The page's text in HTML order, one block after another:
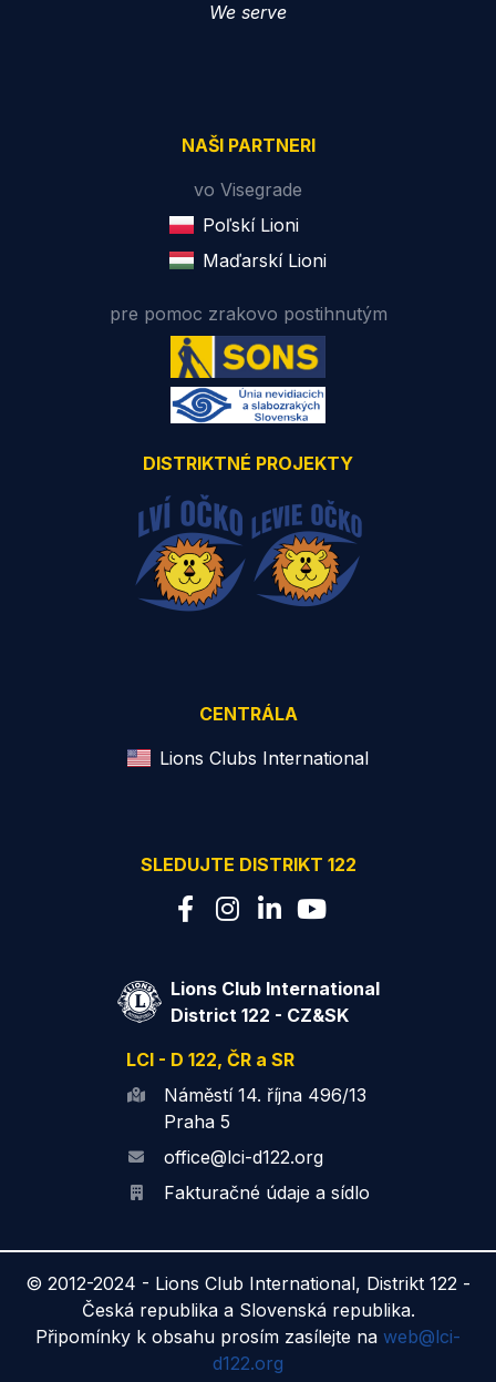
We serve
NAŠI PARTNERI
vo Visegrade
Poľskí Lioni
Maďarskí Lioni
pre pomoc zrakovo postihnutým
DISTRIKTNÉ PROJEKTY
CENTRÁLA
Lions Clubs International
SLEDUJTE DISTRIKT 122
Lions Club International
District 122 - CZ&SK
LCI - D 122, ČR a SR
Náměstí 14. října 496/13
Praha 5
office@lci-d122.org
Fakturačné údaje a sídlo
© 2012-2024 - Lions Club International, Distrikt 122 -
Česká republika a Slovenská republika.
Připomínky k obsahu prosím zasílejte na web@lci-
d122.org